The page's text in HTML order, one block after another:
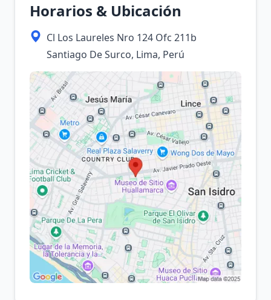
Horarios & Ubicación
Cl Los Laureles Nro 124 Ofc 211b
Santiago De Surco, Lima, Perú